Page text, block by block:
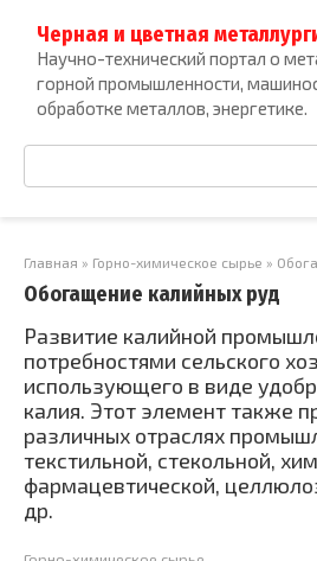
контенту
Черная и цветная
Научно-технический портал о
горной промышленности,
обработке металлов, энергетике.
Поиск:
Главная » Горно-химическое сырье »
Обогащение калийных руд
Развитие калийной
потребностями сельского
использующего в виде
калия. Этот элемент также
различных отраслях
текстильной, стекольной,
фармацевтической,
др.